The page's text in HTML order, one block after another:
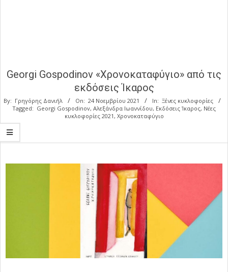
Georgi Gospodinov «Χρονοκαταφύγιο» από τις
εκδόσεις Ίκαρος
By: Γρηγόρης Δανιήλ On: 24 Νοεμβρίου 2021 In: Ξένες κυκλοφορίες
Tagged: Georgi Gospodinov, Αλεξάνδρα Ιωαννίδου, Εκδόσεις Ίκαρος, Νέες
κυκλοφορίες 2021 , Χρονοκαταφύγιο